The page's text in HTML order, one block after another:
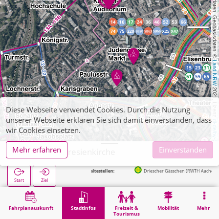
, Kartendaten, Geobasisdaten: ©
Land NRW
2021, Lizenz
dl-de/by-2-0
Fahrplanauskunft Stadtinfos
Freizeit &
Tourismus
Mobilität Mehr
Aachen, Theresienkirche
Start Ziel
Nächste Haltestellen: Driescher Gässchen (RWTH Aachen) in 148m
Stadtinfos Aachen, Theresienkirche
Diese Webseite verwendet Cookies. Durch die Nutzung
unserer Webseite erklären Sie sich damit einverstanden, dass
wir Cookies einsetzen.
Mehr erfahren
Einverstanden